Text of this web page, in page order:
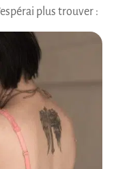
plus trouver :